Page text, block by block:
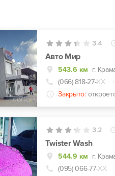
3.4
Авто Мир
543.6 км г.
(066) 818-27-ХХ
Закрыто:
3.2
Twister Wash
544.9 км г.
(095) 066-77-ХХ